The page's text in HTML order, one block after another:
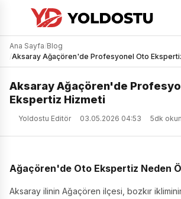
Ana Sayfa/Blog
/Aksaray Ağaçören'de Profesyonel Oto
Aksaray Ağaçören'de
Ekspertiz Hizmeti
Yoldostu Editör 03.05.2026 04:53 5dk
Ağaçören'de Oto Ekspertiz Neden
Aksaray ilinin Ağaçören ilçesi, bozkır